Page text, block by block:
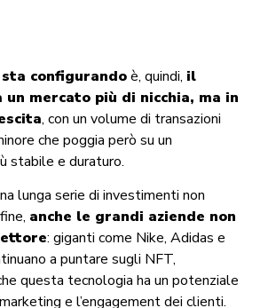
configurandoè, quindi, il
un mercato più di nicchia, ma in
, con un volume di transazioni
che poggia però su un
stabile e duraturo.
lunga serie di investimenti non
anche le grandi aziende non
: giganti come Nike, Adidas e
a puntare sugli NFT,
questa tecnologia ha un potenziale
e l’engagement dei clienti.